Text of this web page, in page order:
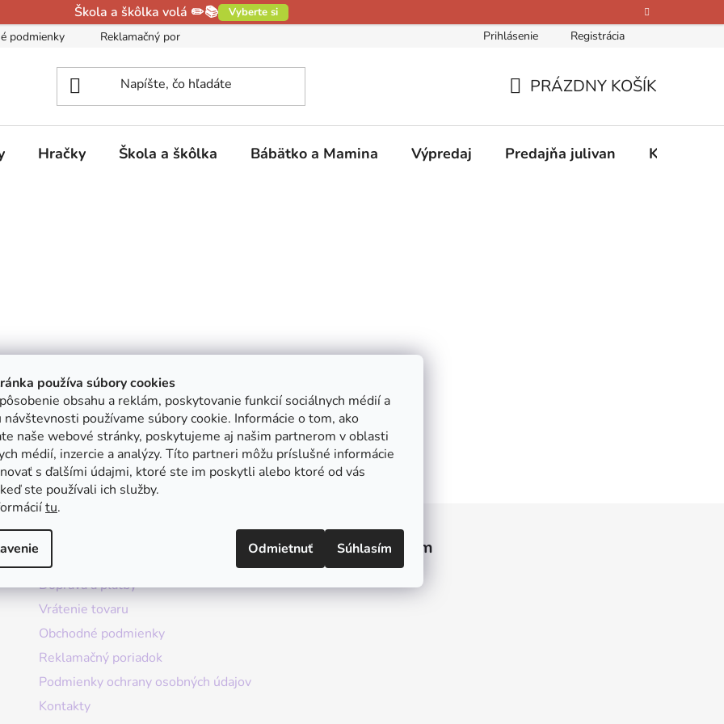
používa súbory cookies
obsahu a reklám, poskytovanie funkcií sociálnych médií a
návštevnosti používame súbory cookie. Informácie o tom, ako
naše webové stránky, poskytujeme aj našim partnerom v oblasti
médií, inzercie a analýzy. Títo partneri môžu príslušné informácie
s ďalšími údajmi, ktoré ste im poskytli alebo ktoré od vás
ste používali ich služby.
tu.
Odmietnuť Súhlasím
Škola a škôlka volá ✏️📚 Vyberte si
podmienky Reklamačný poriadok Kontakty O nás Hodnotenie obchodu
Prihlásenie Registrácia
KOŠÍK
PRÁZDNY KOŠÍK
Hračky Škola a škôlka Bábätko a Mamina Výpredaj Predajňa julivan Kontakty
Doprava a platby
Vrátenie tovaru
Obchodné podmienky
Reklamačný poriadok
Podmienky ochrany osobných údajov
Kontakty
Instagram